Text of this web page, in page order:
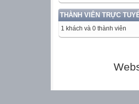
THÀNH VIÊN TRỰC
1 khách và 0 thành viên